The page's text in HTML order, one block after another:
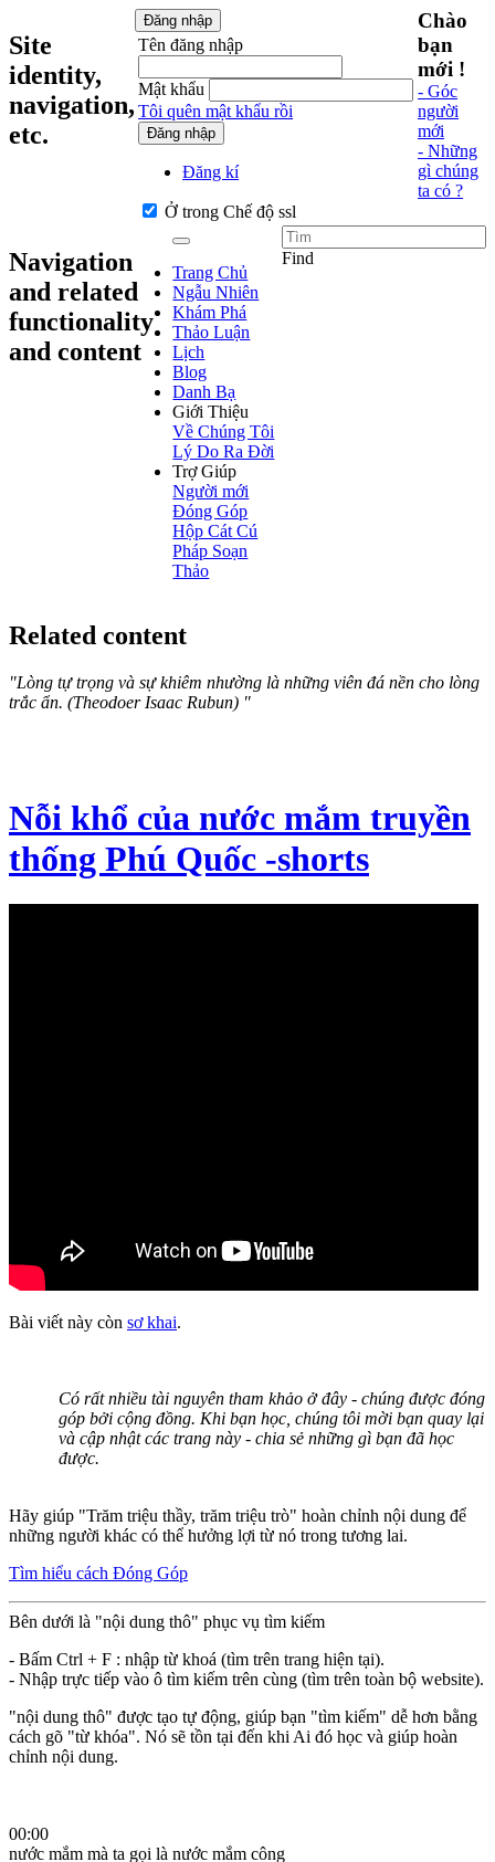
Site
identity,
navigation,
etc.
Đăng nhập
Tên đăng nhập
Mật khẩu
Tôi quên mật khẩu rồi
Đăng nhập
Đăng kí
Ở trong Chế độ ssl
Chào
bạn
mới !
- Góc
người
mới
- Những
gì chúng
ta có ?
Navigation
and related
functionality
and content
Trang Chủ
Ngẫu Nhiên
Khám Phá
Thảo Luận
Lịch
Blog
Danh Bạ
Giới Thiệu
Về Chúng Tôi
Lý Do Ra Đời
Trợ Giúp
Người mới
Đóng Góp
Hộp CátCú
Pháp Soạn
Thảo
Find
Related content
"Lòng tự trọng và sự khiêm nhường là những viên đá nền cho lòng
trắc ẩn. (Theodoer Isaac Rubun) "
Nỗi khổ của nước mắm truyền
thống Phú Quốc -shorts
Bài viết này còn sơ khai.
Có rất nhiều tài nguyên tham khảo ở đây - chúng được đóng
góp bởi cộng đồng. Khi bạn học, chúng tôi mời bạn quay lại
và cập nhật các trang này - chia sẻ những gì bạn đã học
được.
Hãy giúp "Trăm triệu thầy, trăm triệu trò" hoàn chỉnh nội dung để
những người khác có thể hưởng lợi từ nó trong tương lai.
Tìm hiểu cách Đóng Góp
Bên dưới là "nội dung thô" phục vụ tìm kiếm
- Bấm Ctrl + F : nhập từ khoá (tìm trên trang hiện tại).
- Nhập trực tiếp vào ô tìm kiếm trên cùng (tìm trên toàn bộ website).
"nội dung thô" được tạo tự động, giúp bạn "tìm kiếm" dễ hơn bằng
cách gõ "từ khóa". Nó sẽ tồn tại đến khi Ai đó học và giúp hoàn
chỉnh nội dung.
00:00
nước mắm mà ta gọi là nước mắm công